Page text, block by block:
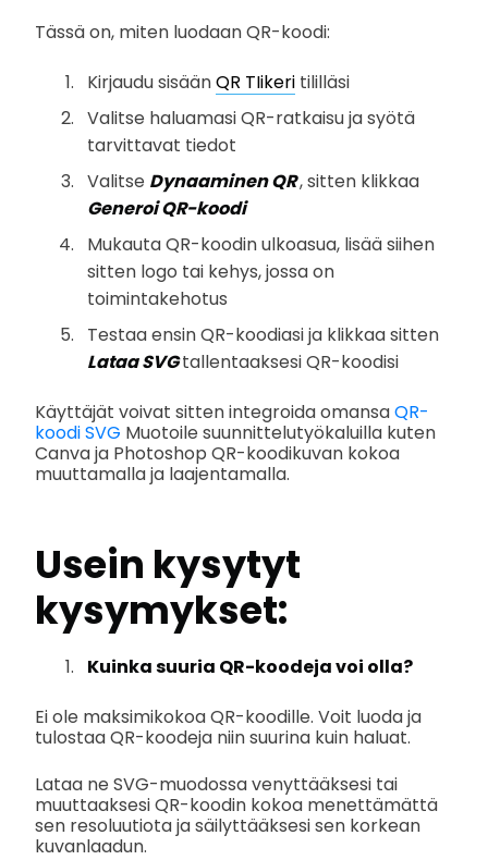
Tässä on, miten luodaan QR-koodi:
Kirjaudu sisäänQR TIikeri tililläsi
Valitse haluamasi QR-ratkaisu ja syötä
tarvittavat tiedot
Valitse Dynaaminen QR, sitten klikkaa
Generoi QR-koodi
Mukauta QR-koodin ulkoasua, lisää siihen
sitten logo tai kehys, jossa on
toimintakehotus
Testaa ensin QR-koodiasi ja klikkaa sitten
Lataa SVGtallentaaksesi QR-koodisi
Käyttäjät voivat sitten integroida omansaQR-
koodi SVG Muotoile suunnittelutyökaluilla kuten
Canva ja Photoshop QR-koodikuvan kokoa
muuttamalla ja laajentamalla.
Usein kysytyt
kysymykset:
Kuinka suuria QR-koodeja voi olla?
Ei ole maksimikokoa QR-koodille. Voit luoda ja
tulostaa QR-koodeja niin suurina kuin haluat.
Lataa ne SVG-muodossa venyttääksesi tai
muuttaaksesi QR-koodin kokoa menettämättä
sen resoluutiota ja säilyttääksesi sen korkean
kuvanlaadun.